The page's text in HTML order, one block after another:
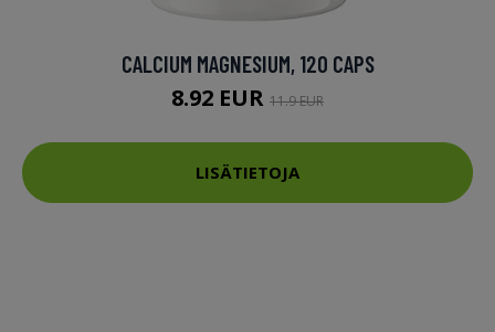
CALCIUM MAGNESIUM, 120 CAPS
8.92 EUR 11.9 EUR
LISÄTIETOJA